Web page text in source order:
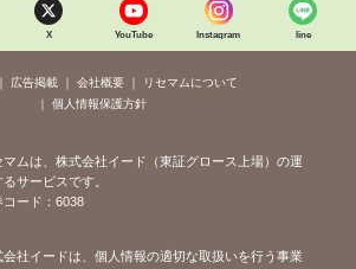
X YouTube Instagram line
広告掲載 会社概要
リセマムについて
個人情報保護方針
マムは、株式会社イード（東証グロース上場）の運
サービスです。
コード：6038
会社イードは、個人情報の適切な取扱いを行う事業